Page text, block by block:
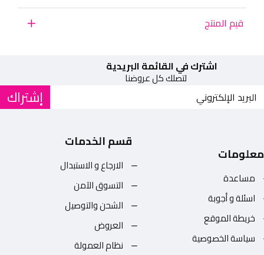
قيم المنتج
اشترك في القائمة البريدية
لتصلك كل عروضنا
إشتراك
معلومات
مساعدة
اسئلة و أجوبة
خريطة الموقع
سياسة الخصوصية
قسم الخدمات
الارجاع و الاستبدال
التسوق الآمن
الشحن والتوصيل
العروض
نظام العمولة